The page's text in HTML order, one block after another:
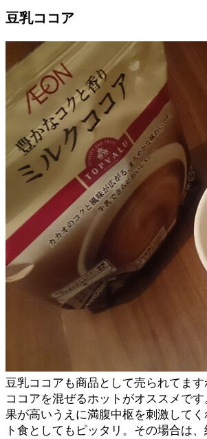
豆乳ココア
豆乳ココアも商品として売られてま
ココアを混ぜるホットがオススメで
果が高いうえに満腹中枢を刺激して
ト食としてもピッタリ。その場合は